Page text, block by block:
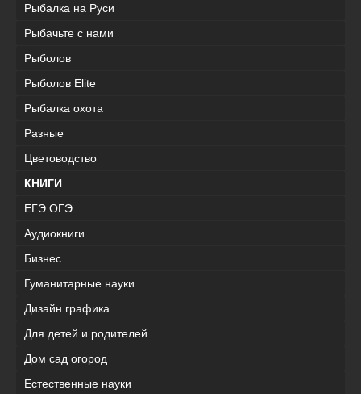
Рыбалка на Руси
Рыбачьте с нами
Рыболов
Рыболов Elite
Рыбалка охота
Разные
Цветоводство
КНИГИ
ЕГЭ ОГЭ
Аудиокниги
Бизнес
Гуманитарные науки
Дизайн графика
Для детей и родителей
Дом сад огород
Естественные науки